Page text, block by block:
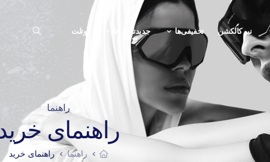
نیو کالکشن تخفیفی‌ها جدیدترین ها اوتلت
راهنما
راهنمای
راهنما راهنمای خرید